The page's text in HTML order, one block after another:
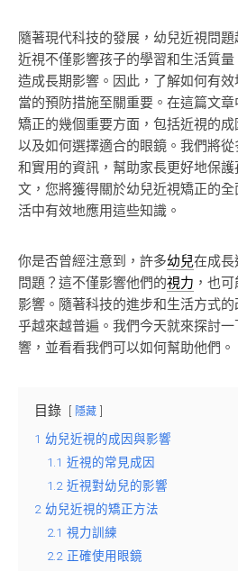
隨著現代科技的發展，幼兒近視問
近視不僅影響孩子的學習和生活質
造成長期影響。因此，了解如何有
當的預防措施至關重要。在這篇文
矯正的幾個重要方面，包括近視的
以及如何選擇適合的眼鏡。我們將
和實用的資訊，幫助家長更好地保
文，您將獲得關於幼兒近視矯正的
活中有效地應用這些知識。
你是否曾經注意到，許多幼兒在成長
問題？這不僅影響他們的視力 ，也
影響。隨著科技的進步和生活方式
乎越來越普遍。我們今天就來探討
響，並看看我們可以如何幫助他們。
目錄 隱藏
1 幼兒近視的成因與影響
1.1 近視的常見成因
1.2 近視對幼兒的影響
2 幼兒近視的矯正方法
2.1 視力訓練
2.2 正確使用眼鏡